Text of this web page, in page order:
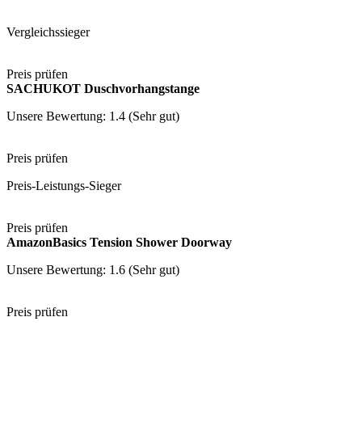
Vergleichssieger
Preis prüfen
SACHUKOT Duschvorhangstange
Unsere Bewertung: 1.4 (Sehr gut)
Preis prüfen
Preis-Leistungs-Sieger
Preis prüfen
AmazonBasics Tension Shower Doorway
Unsere Bewertung: 1.6 (Sehr gut)
Preis prüfen